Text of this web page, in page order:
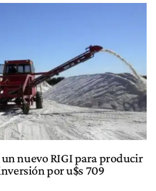
nuevo RIGI para producir
por u$s 709